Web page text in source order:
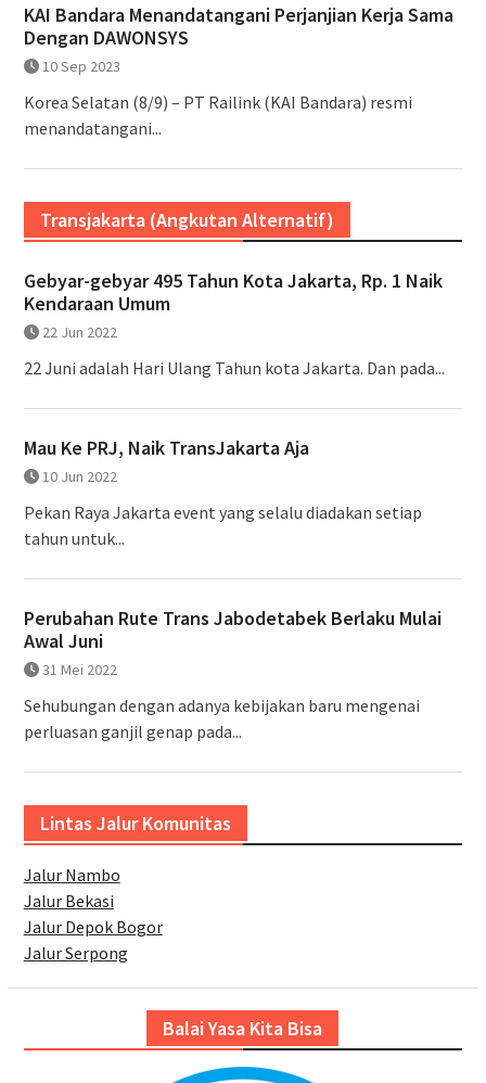
KAI Bandara Menandatangani Perjanjian Kerja Sama
Dengan DAWONSYS
10 Sep 2023
Korea Selatan (8/9) – PT Railink (KAI Bandara) resmi
menandatangani...
Transjakarta (Angkutan Alternatif)
Gebyar-gebyar 495 Tahun Kota Jakarta, Rp. 1 Naik
Kendaraan Umum
22 Jun 2022
22 Juni adalah Hari Ulang Tahun kota Jakarta. Dan pada...
Mau Ke PRJ, Naik TransJakarta Aja
10 Jun 2022
Pekan Raya Jakarta event yang selalu diadakan setiap
tahun untuk...
Perubahan Rute Trans Jabodetabek Berlaku Mulai
Awal Juni
31 Mei 2022
Sehubungan dengan adanya kebijakan baru mengenai
perluasan ganjil genap pada...
Lintas Jalur Komunitas
Jalur Nambo
Jalur Bekasi
Jalur Depok Bogor
Jalur Serpong
Balai Yasa Kita Bisa